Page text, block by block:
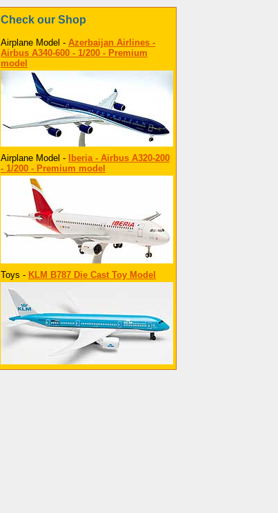
Check our Shop
Airplane Model - Azerbaijan Airlines -
Airbus A340-600 - 1/200 - Premium
model
Airplane Model -
Iberia - Airbus A320-200
- 1/200 - Premium model
Toys - KLM B787 Die Cast Toy Model